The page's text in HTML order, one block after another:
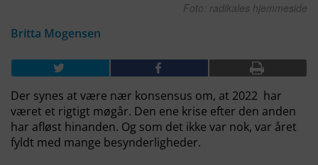
Foto: radikales hjemmeside
Britta Mogensen
Der synes at være nær konsensus om, at 2022 har
været et rigtigt møgår. Den ene krise efter den anden
har afløst hinanden. Og som det ikke var nok, var året
fyldt med mange besynderligheder.